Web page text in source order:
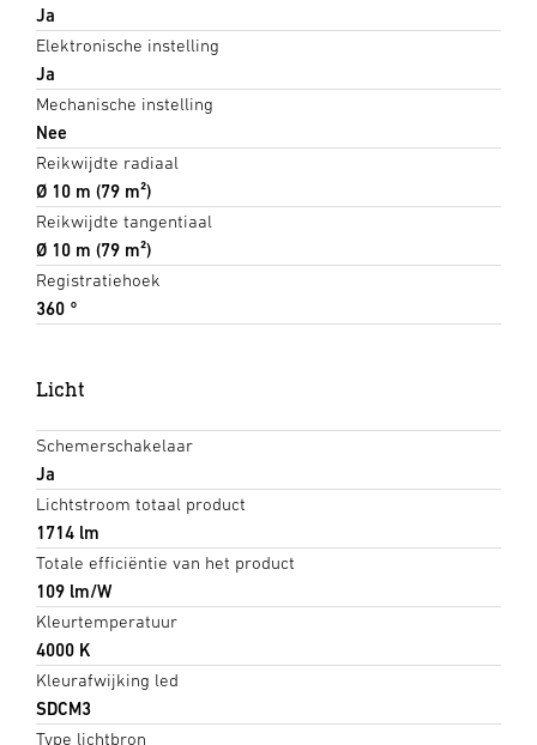
Ja
Elektronische instelling
Ja
Mechanische instelling
Nee
Reikwijdte radiaal
Ø 10 m (79 m²)
Reikwijdte tangentiaal
Ø 10 m (79 m²)
Registratiehoek
360 °
Licht
Schemerschakelaar
Ja
Lichtstroom totaal product
1714 lm
Totale efficiëntie van het product
109 lm/W
Kleurtemperatuur
4000 K
Kleurafwijking led
SDCM3
Type lichtbron